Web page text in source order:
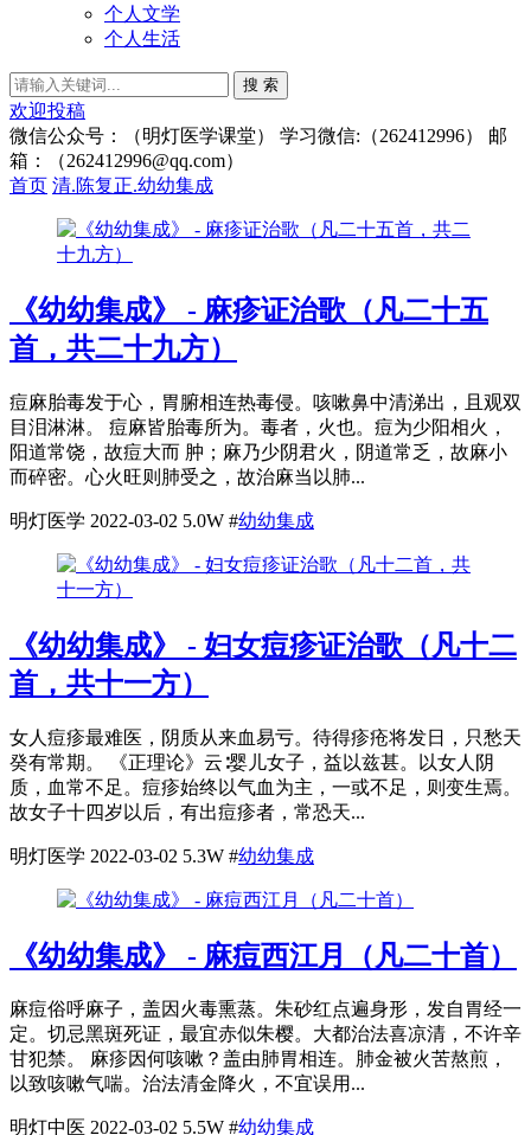
个人文学
个人生活
搜 索
欢迎投稿
微信公众号：（明灯医学课堂） 学习微信:（262412996） 邮
箱：（262412996@qq.com）
首页 清.陈复正.幼幼集成
《幼幼集成》 - 麻疹证治歌（凡二十五
首，共二十九方）
痘麻胎毒发于心，胃腑相连热毒侵。咳嗽鼻中清涕出，且观双
目泪淋淋。 痘麻皆胎毒所为。毒者，火也。痘为少阳相火，
阳道常饶，故痘大而 肿；麻乃少阴君火，阴道常乏，故麻小
而碎密。心火旺则肺受之，故治麻当以肺...
明灯医学 2022-03-02 5.0W #幼幼集成
《幼幼集成》 - 妇女痘疹证治歌（凡十二
首，共十一方）
女人痘疹最难医，阴质从来血易亏。待得疹疮将发日，只愁天
癸有常期。 《正理论》云∶婴儿女子，益以兹甚。以女人阴
质，血常不足。痘疹始终以气血为主，一或不足，则变生焉。
故女子十四岁以后，有出痘疹者，常恐天...
明灯医学 2022-03-02 5.3W #幼幼集成
《幼幼集成》 - 麻痘西江月（凡二十首）
麻痘俗呼麻子，盖因火毒熏蒸。朱砂红点遍身形，发自胃经一
定。切忌黑斑死证，最宜赤似朱樱。大都治法喜凉清，不许辛
甘犯禁。 麻疹因何咳嗽？盖由肺胃相连。肺金被火苦熬煎，
以致咳嗽气喘。治法清金降火，不宜误用...
明灯中医 2022-03-02 5.5W #幼幼集成